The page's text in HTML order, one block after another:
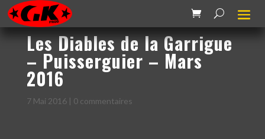
Les Diables de la Garrigue
– Puisserguier – Mars
2016
7 Mai 2016| 0 commentaires